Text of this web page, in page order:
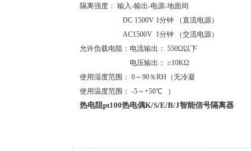
隔离强度： 输入 -输出-电源-地面间
DC 1500V 1分钟 （直流电源）
AC1500V 1分钟 （交流电源）
允许负载电阻：电流输出： 550Ω以下
电压输出： ≥10KΩ
使用湿度范围： 0～90％RH（无冷凝
使用温度范围： -5～+50℃ ）
热电阻pt100热电偶K/S/E/B/J智能信号隔离器